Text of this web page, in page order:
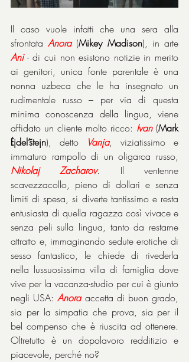
Il caso vuole infatti che una sera alla
sfrontata Anora (Mikey Madison
Ani - di cui non esistono notizie in merito
ai genitori, unica fonte parentale è una
nonna uzbeca che le ha insegnato un
rudimentale russo – per via di questa
minima conoscenza della lingua, viene
affidato un cliente molto ricco: Ivan (Mark
Ėjdel’štejn), detto Vanja, viziatissimo e
Nikolaj
Zacharov. Il ventenne
scavezzacollo, pieno di dollari e senza
limiti di spesa, si diverte tantissimo e resta
entusiasta di quella ragazza così vivace e
senza peli sulla lingua, tanto da restarne
attratto e, immaginando sedute erotiche di
sesso fantastico, le chiede di rivederla
nella lussuosissima villa di famiglia dove
vive per la vacanza-studio per cui è giunto
negli USA: Anora accetta di buon grado,
sia per la simpatia che prova, sia per il
bel compenso che è riuscita ad ottenere.
Oltretutto è un dopolavoro redditizio e
piacevole, perché no?